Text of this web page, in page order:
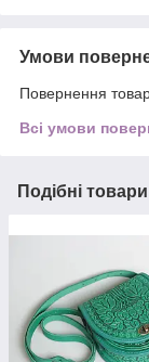
Умови
Повернення
Всі умови
Подібні